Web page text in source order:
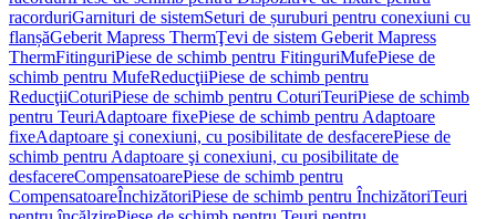
racorduriGarnituri de sistemSeturi de șuruburi pentru conexiuni cu
flanșăGeberit Mapress ThermŢevi de sistem Geberit Mapress
ThermFitinguriPiese de schimb pentru FitinguriMufePiese de
schimb pentru MufeReducţiiPiese de schimb pentru
ReducţiiCoturiPiese de schimb pentru CoturiTeuriPiese de schimb
pentru TeuriAdaptoare fixePiese de schimb pentru Adaptoare
fixeAdaptoare şi conexiuni, cu posibilitate de desfacerePiese de
schimb pentru Adaptoare şi conexiuni, cu posibilitate de
desfacereCompensatoarePiese de schimb pentru
CompensatoareÎnchizătoriPiese de schimb pentru ÎnchizătoriTeuri